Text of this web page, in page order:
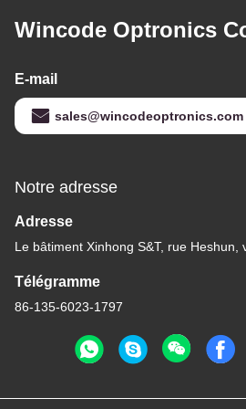
Wincode Optronics
E-mail
sales@wincodeoptronics.com
Notre adresse
Adresse
Le bâtiment Xinhong S&T, rue Heshun,
Télégramme
86-135-6023-1797